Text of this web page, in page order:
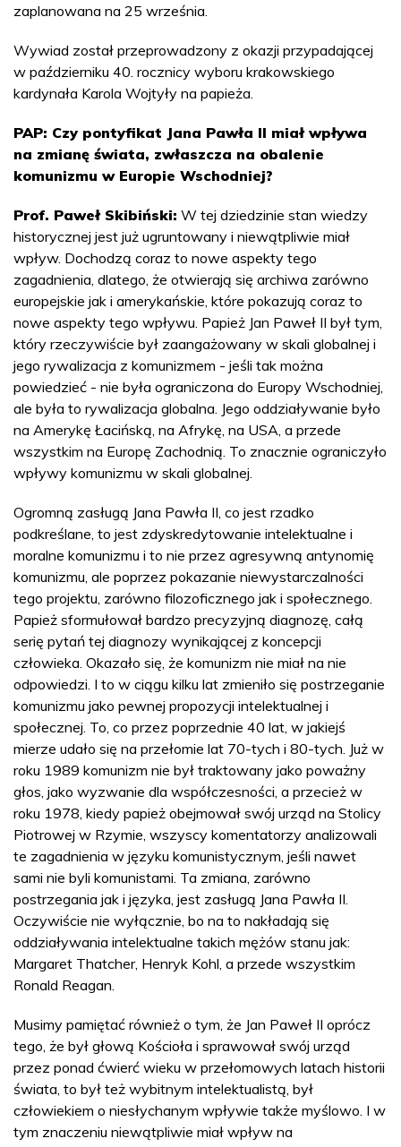
zaplanowana na 25 września.
Wywiad został przeprowadzony z okazji przypadającej
w październiku 40. rocznicy wyboru krakowskiego
kardynała Karola Wojtyły na papieża.
PAP: Czy pontyfikat Jana Pawła II miał wpływa
na zmianę świata, zwłaszcza na obalenie
komunizmu w Europie Wschodniej?
Prof. Paweł Skibiński: W tej dziedzinie stan wiedzy
historycznej jest już ugruntowany i niewątpliwie miał
wpływ. Dochodzą coraz to nowe aspekty tego
zagadnienia, dlatego, że otwierają się archiwa zarówno
europejskie jak i amerykańskie, które pokazują coraz to
nowe aspekty tego wpływu. Papież Jan Paweł II był tym,
który rzeczywiście był zaangażowany w skali globalnej i
jego rywalizacja z komunizmem - jeśli tak można
powiedzieć - nie była ograniczona do Europy Wschodniej,
ale była to rywalizacja globalna. Jego oddziaływanie było
na Amerykę Łacińską, na Afrykę, na USA, a przede
wszystkim na Europę Zachodnią. To znacznie ograniczyło
wpływy komunizmu w skali globalnej.
Ogromną zasługą Jana Pawła II, co jest rzadko
podkreślane, to jest zdyskredytowanie intelektualne i
moralne komunizmu i to nie przez agresywną antynomię
komunizmu, ale poprzez pokazanie niewystarczalności
tego projektu, zarówno filozoficznego jak i społecznego.
Papież sformułował bardzo precyzyjną diagnozę, całą
serię pytań tej diagnozy wynikającej z koncepcji
człowieka. Okazało się, że komunizm nie miał na nie
odpowiedzi. I to w ciągu kilku lat zmieniło się postrzeganie
komunizmu jako pewnej propozycji intelektualnej i
społecznej. To, co przez poprzednie 40 lat, w jakiejś
mierze udało się na przełomie lat 70-tych i 80-tych. Już w
roku 1989 komunizm nie był traktowany jako poważny
głos, jako wyzwanie dla współczesności, a przecież w
roku 1978, kiedy papież obejmował swój urząd na Stolicy
Piotrowej w Rzymie, wszyscy komentatorzy analizowali
te zagadnienia w języku komunistycznym, jeśli nawet
sami nie byli komunistami. Ta zmiana, zarówno
postrzegania jak i języka, jest zasługą Jana Pawła II.
Oczywiście nie wyłącznie, bo na to nakładają się
oddziaływania intelektualne takich mężów stanu jak:
Margaret Thatcher, Henryk Kohl, a przede wszystkim
Ronald Reagan.
Musimy pamiętać również o tym, że Jan Paweł II oprócz
tego, że był głową Kościoła i sprawował swój urząd
przez ponad ćwierć wieku w przełomowych latach historii
świata, to był też wybitnym intelektualistą, był
człowiekiem o niesłychanym wpływie także myślowo. I w
tym znaczeniu niewątpliwie miał wpływ na